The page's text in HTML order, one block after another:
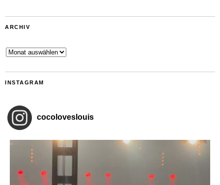
ARCHIV
Archiv
INSTAGRAM
cocoloveslouis